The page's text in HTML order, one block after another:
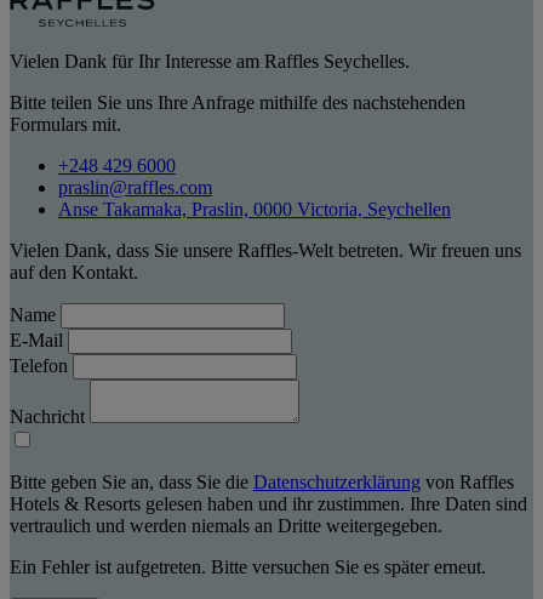
Vielen Dank für Ihr Interesse am Raffles Seychelles.
Bitte teilen Sie uns Ihre Anfrage mithilfe des nachstehenden
Formulars mit.
+248 429 6000
praslin@raffles.com
Anse Takamaka, Praslin, 0000 Victoria, Seychellen
Vielen Dank, dass Sie unsere Raffles-Welt betreten. Wir freuen uns
auf den Kontakt.
Name
E-Mail
Telefon
Nachricht
Bitte geben Sie an, dass Sie die Datenschutzerklärung von Raffles
Hotels & Resorts gelesen haben und ihr zustimmen. Ihre Daten sind
vertraulich und werden niemals an Dritte weitergegeben.
Ein Fehler ist aufgetreten. Bitte versuchen Sie es später erneut.